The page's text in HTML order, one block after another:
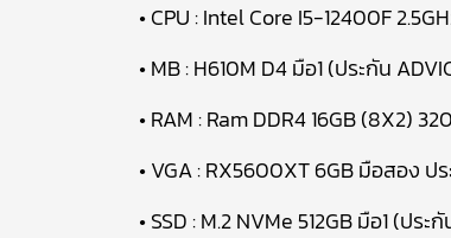
• CPU : Intel Core I5-12400F
• MB : H610M D4 มือ1 (ประกัน
• RAM : Ram DDR4 16GB (8X2)
• VGA : RX5600XT 6GB มือสอง ป
• SSD : M.2 NVMe 512GB มือ1 (ป